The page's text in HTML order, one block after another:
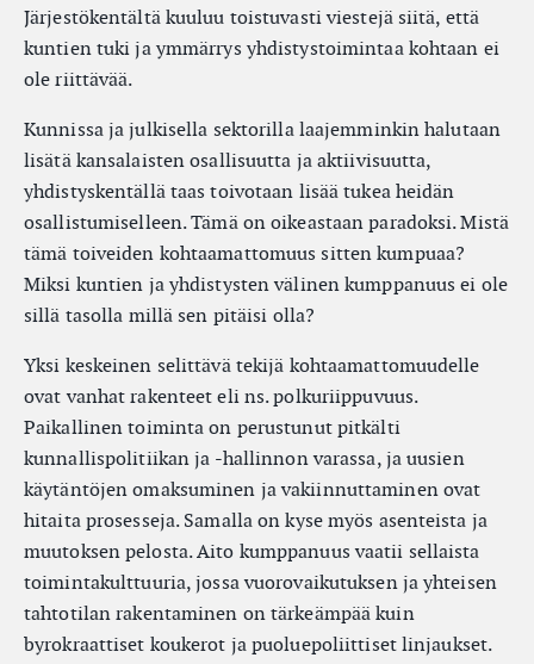
Järjestökentältä kuuluu toistuvasti viestejä siitä, että
kuntien tuki ja ymmärrys yhdistystoimintaa kohtaan ei
ole riittävää.
Kunnissa ja julkisella sektorilla laajemminkin halutaan
lisätä kansalaisten osallisuutta ja aktiivisuutta,
yhdistyskentällä taas toivotaan lisää tukea heidän
osallistumiselleen. Tämä on oikeastaan paradoksi. Mistä
tämä toiveiden kohtaamattomuus sitten kumpuaa?
Miksi kuntien ja yhdistysten välinen kumppanuus ei ole
sillä tasolla millä sen pitäisi olla?
Yksi keskeinen selittävä tekijä kohtaamattomuudelle
ovat vanhat rakenteet eli ns. polkuriippuvuus.
Paikallinen toiminta on perustunut pitkälti
kunnallispolitiikan ja -hallinnon varassa, ja uusien
käytäntöjen omaksuminen ja vakiinnuttaminen ovat
hitaita prosesseja. Samalla on kyse myös asenteista ja
muutoksen pelosta. Aito kumppanuus vaatii sellaista
toimintakulttuuria, jossa vuorovaikutuksen ja yhteisen
tahtotilan rakentaminen on tärkeämpää kuin
byrokraattiset koukerot ja puoluepoliittiset linjaukset.